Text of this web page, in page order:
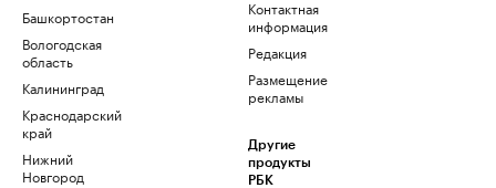
Башкортостан
Вологодская
область
Калининград
Краснодарский
край
Нижний
Новгород
Контактная
информация
Редакция
Размещение
рекламы
Другие
продукты
РБК